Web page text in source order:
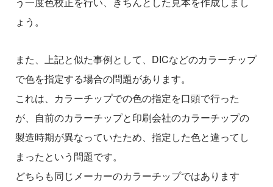
ょう。
また、上記と似た事例として、DICなどのカラーチップ
で色を指定する場合の問題があります。
これは、カラーチップでの色の指定を口頭で行った
が、自前のカラーチップと印刷会社のカラーチップの
製造時期が異なっていたため、指定した色と違ってし
まったという問題です。
どちらも同じメーカーのカラーチップではあります